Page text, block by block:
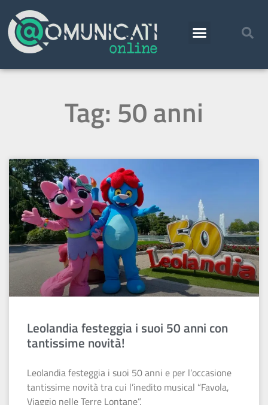
Tag: 50 anni
Leolandia festeggia i suoi 50 anni con
tantissime novità!
Leolandia festeggia i suoi 50 anni e per l’occasione
tantissime novità tra cui l’inedito musical “Favola,
Viaggio nelle Terre Lontane”.